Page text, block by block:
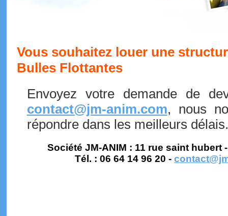
Vous souhaitez louer une
Bulles Flottantes
Envoyez votre demande de
contact@jm-anim.com, nous
répondre dans les meilleurs délais.
Société JM-ANIM : 11 rue saint hubert
Tél. : 06 64 14 96 20 -